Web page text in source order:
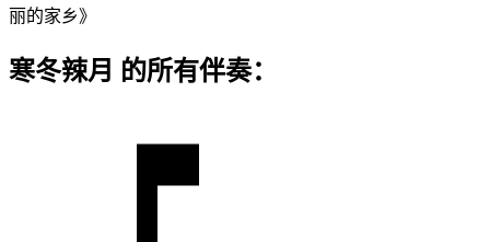
丽的家乡》
寒冬辣月 的所有伴奏：